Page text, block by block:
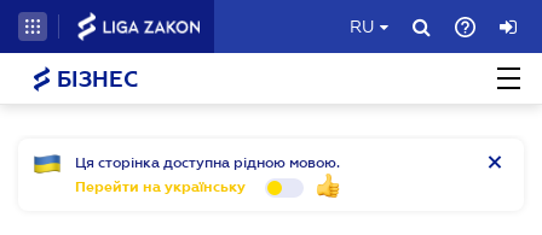
RU
БІЗНЕС
Ця сторінка доступна рідною мовою.
Перейти на українську